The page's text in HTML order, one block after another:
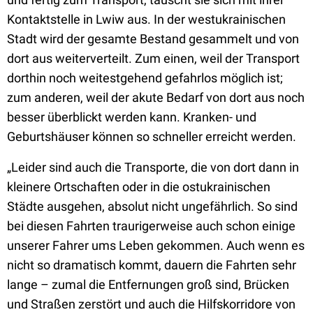
Kontaktstelle in Lwiw aus. In der westukrainischen
Stadt wird der gesamte Bestand gesammelt und von
dort aus weiterverteilt. Zum einen, weil der Transport
dorthin noch weitestgehend gefahrlos möglich ist;
zum anderen, weil der akute Bedarf von dort aus noch
besser überblickt werden kann. Kranken- und
Geburtshäuser können so schneller erreicht werden.
„Leider sind auch die Transporte, die von dort dann in
kleinere Ortschaften oder in die ostukrainischen
Städte ausgehen, absolut nicht ungefährlich. So sind
bei diesen Fahrten traurigerweise auch schon einige
unserer Fahrer ums Leben gekommen. Auch wenn es
nicht so dramatisch kommt, dauern die Fahrten sehr
lange – zumal die Entfernungen groß sind, Brücken
und Straßen zerstört und auch die Hilfskorridore von